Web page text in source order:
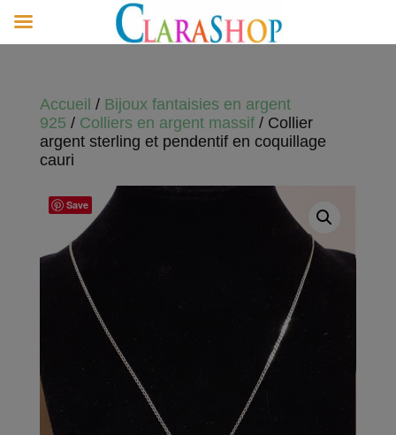
Accueil / Bijoux fantaisies en argent
925 / Colliers en argent massif/ Collier
argent sterling et pendentif en coquillage
cauri
Save